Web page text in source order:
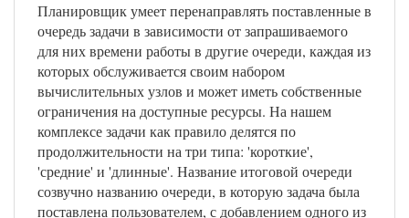
Планировщик умеет перенаправлять поставленные в
очередь задачи в зависимости от запрашиваемого
для них времени работы в другие очереди, каждая из
которых обслуживается своим набором
вычислительных узлов и может иметь собственные
ограничения на доступные ресурсы. На нашем
комплексе задачи как правило делятся по
продолжительности на три типа: 'короткие',
'средние' и 'длинные'. Название итоговой очереди
созвучно названию очереди, в которую задача была
поставлена пользователем, с добавлением одного из